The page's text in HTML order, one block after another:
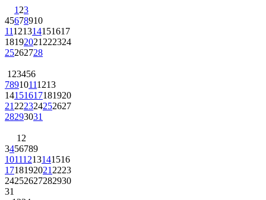
1 23
45678910
11121314151617
18192021 222324
25262728
1 23456
78910111213
14151617181920
21 222324252627
28293031
1 2
3456789
10111213141516
1718192021 2223
24252627282930
31